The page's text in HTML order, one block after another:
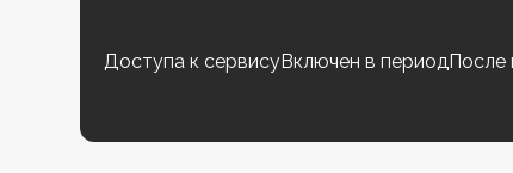
Доступа к сервисуВключен в периодПосле